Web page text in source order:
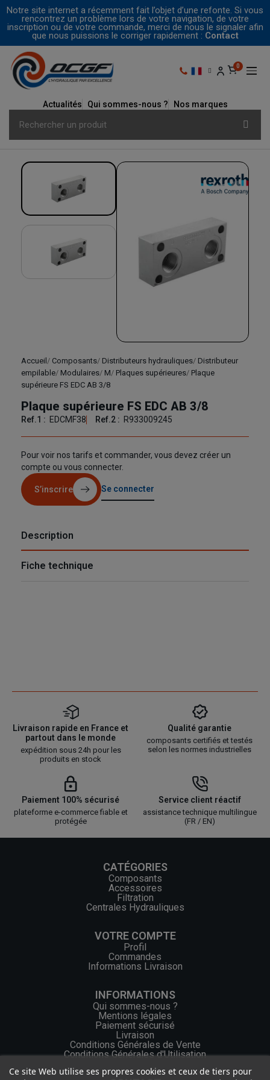
Notre site internet a récemment fait l’objet d’une refonte. Si vous
rencontrez un problème lors de votre navigation, de votre
inscription ou de votre commande, merci de nous le signaler afin
que nous puissions le corriger rapidement : Contact
Actualités Qui sommes-nous ? Nos marques
Accueil Composants Distributeurs hydrauliques Distributeur
empilable Modulaires M Plaques supérieures Plaque
supérieure FS EDC AB 3/8
Plaque supérieure FS EDC AB 3/8
Ref.1 : EDCMF38 Ref.2 : R933009245
Pour voir nos tarifs et commander, vous devez créer un
compte ou vous connecter.
S’inscrire Se connecter
Description
Fiche technique
Livraison rapide en France et
partout dans le monde
expédition sous 24h pour les
produits en stock
Qualité garantie
composants certifiés et testés
selon les normes industrielles
Paiement 100% sécurisé
plateforme e-commerce fiable et
protégée
Service client réactif
assistance technique multilingue
(FR / EN)
CATÉGORIES
Composants
Accessoires
Filtration
Centrales Hydrauliques
VOTRE COMPTE
Profil
Commandes
Informations Livraison
INFORMATIONS
Qui sommes-nous ?
Mentions légales
Paiement sécurisé
Livraison
Conditions Générales de Vente
Conditions Générales d'Utilisation
Ce site Web utilise ses propres cookies et ceux de tiers pour